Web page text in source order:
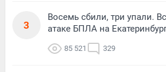
3
Восемь сбили, три упали.
атаке БПЛА на
85 521 329